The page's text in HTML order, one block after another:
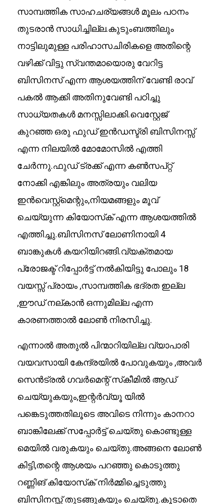
സാമ്പത്തിക സാഹചര്യങ്ങൾ മൂലം പഠനം
തുടരാൻ സാധിച്ചില്ല.കുടുംബത്തിലും
നാട്ടിലുമുള്ള പരിഹാസചിരികളെ അതിന്റെ
വഴിക്ക് വിട്ടു സ്വന്തമായൊരു വേറിട്ട
ബിസിനസ് എന്ന ആശയത്തിന് വേണ്ടി രാവ്
പകൽ ആക്കി അതിനുവേണ്ടി പഠിച്ചു
സാധ്യതകൾ മനസ്സിലാക്കി.വെസ്റ്റേജ്
കുറഞ്ഞ ഒരു ഫുഡ് ഇൻഡസ്ട്രി ബിസിനസ്സ്
എന്ന നിലയിൽ മോമോസിൽ എത്തി
ചേർന്നു.ഫുഡ് ട്രക്ക് എന്ന കൺസപ്റ്റ്
നോക്കി എങ്കിലും അത്രയും വലിയ
ഇൻവെസ്റ്റ്മെന്റും,നിയമങ്ങളും മൂവ്
ചെയ്യുന്ന കിയോസ്‌ക് എന്ന ആശയത്തിൽ
എത്തിച്ചു.ബിസിനസ് ലോണിനായി 4
ബാങ്കുകൾ കയറിയിറങ്ങി.വ്യക്തമായ
പ്രോജക്ട് റിപ്പോർട്ട് നൽകിയിട്ടു പോലും 18
വയസ്സ് പ്രായം ,സാമ്പത്തിക ഭദ്രത ഇല്ല
,ഈഡ് നല്കാൻ ഒന്നുമില്ല എന്ന
കാരണത്താൽ ലോൺ നിരസിച്ചു.
എന്നാൽ അതുൽ പിന്മാറിയില്ല വ്യാപാരി
വയവസായി കേന്ദ്രയിൽ പോവുകയും ,അവർ
സെൻട്രൽ ഗവർമെന്റ് സ്‌കീമിൽ ആഡ്
ചെയ്യുകയും,ഇന്റർവ്യൂ യിൽ
പങ്കെടുത്തതിലൂടെ അവിടെ നിന്നും കാനറാ
ബാങ്കിലേക്ക് സപ്പോർട്ട് ചെയ്തു കൊണ്ടുള്ള
മെയിൽ വരുകയും ചെയ്തു.അങ്ങനെ ലോൺ
കിട്ടി,തന്റെ ആശയം പറഞ്ഞു കൊടുത്തു
റണ്ണിങ് കിയോസ്‌ക് നിർമ്മിച്ചെടുത്തു
ബിസിനസ്സ് തുടങ്ങുകയും ചെയ്തു.കൂടാതെ